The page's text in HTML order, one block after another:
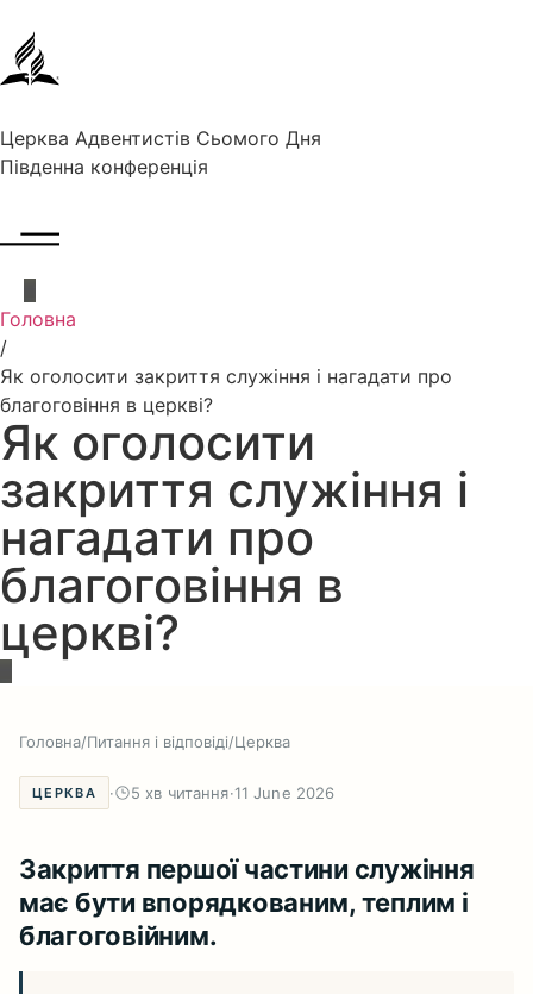
Церква Адвентистів Сьомого Дня
Південна конференція
Головна
/
Як оголосити закриття служіння і нагадати про
благоговіння в церкві?
Як оголосити
закриття служіння і
нагадати про
благоговіння в
церкві?
Головна/Питання і відповіді/Церква
ЦЕРКВА · 5 хв читання·11 June 2026
Закриття першої частини служіння
має бути впорядкованим, теплим і
благоговійним.